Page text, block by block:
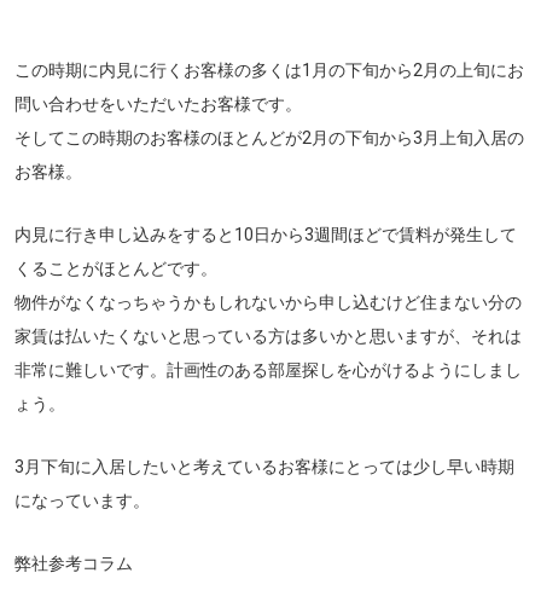
この時期に内見に行くお客様の多くは1月の下旬から2月の上旬にお
問い合わせをいただいたお客様です。
そしてこの時期のお客様のほとんどが2月の下旬から3月上旬入居の
お客様。
内見に行き申し込みをすると10日から3週間ほどで賃料が発生して
くることがほとんどです。
物件がなくなっちゃうかもしれないから申し込むけど住まない分の
家賃は払いたくないと思っている方は多いかと思いますが、それは
非常に難しいです。計画性のある部屋探しを心がけるようにしまし
ょう。
3月下旬に入居したいと考えているお客様にとっては少し早い時期
になっています。
弊社参考コラム